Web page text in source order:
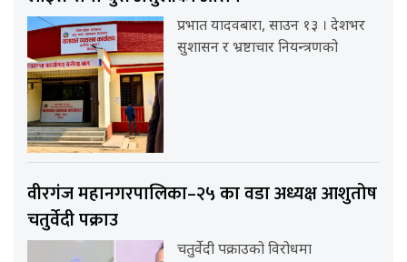
प्रभात यादवबारा, साउन १३ । देशभर
सुशासन र भ्रष्टाचार नियन्त्रणको
वीरगंज महानगरपालिका–२५ का वडा अध्यक्ष आशुतोष
चतुर्वेदी पक्राउ
चतुर्वेदी पक्राउको विरोधमा